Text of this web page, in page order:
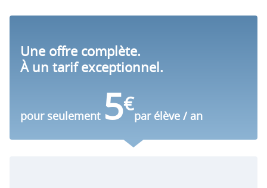
Une offre complète.
À un tarif exceptionnel.
pour seulement 5€par élève / an